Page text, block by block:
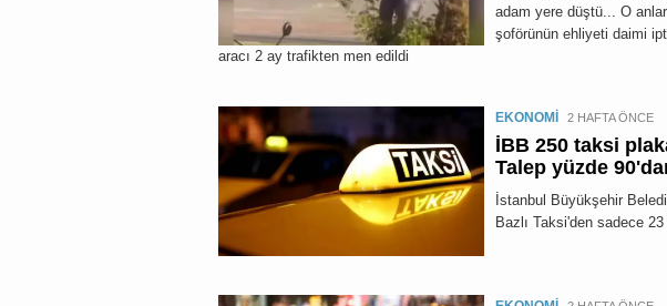
adam yere düştü... O
şoförünün ehliyeti daimi
aracı 2 ay trafikten men edildi
EKONOMİ 2 HAFTA ÖNCE
İBB 250 taksi
Talep yüzde
İstanbul Büyükşehir
Bazlı Taksi'den sadece 23